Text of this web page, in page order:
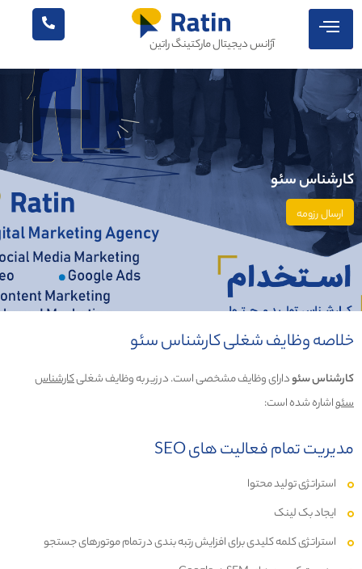
آژانس دیجیتال مارکتینگ راتین
كارشناس سئو
ارسال رزومه
خلاصه وظایف شغلی کارشناس سئو
کارشناس سئودارای وظایف مشخصی است. در زیر به وظایف شغلیکارشناس
سئواشاره شده است:
مدیریت تمام فعالیت های SEO
استراتژی تولید محتوا
ایجاد بک لینک
استراتژی کلمه کلیدی برای افزایش رتبه بندی در تمام موتورهای جستجو